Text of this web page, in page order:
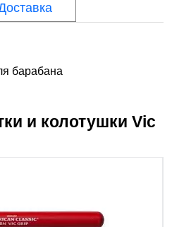
барабана
и колотушки Vic